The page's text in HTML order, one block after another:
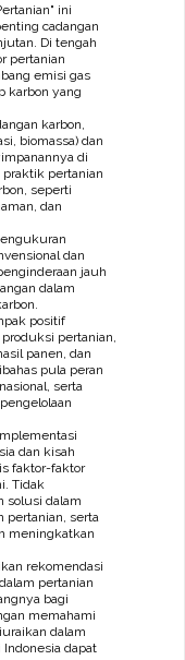
ini
cadangan
Di tengah
pertanian
emisi gas
karbon yang
karbon,
biomassa) dan
di
praktik pertanian
seperti
dan
dan
jauh
dalam
positif
pertanian,
panen, dan
pula peran
serta
dan kisah
faktor-faktor
Tidak
solusi dalam
pertanian, serta
meningkatkan
rekomendasi
pertanian
bagi
memahami
dalam
dapat